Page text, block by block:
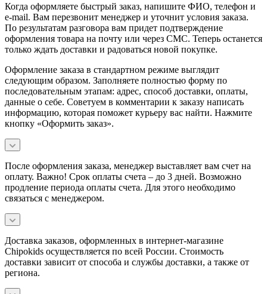
Когда оформляете быстрый заказ, напишите ФИО, телефон и
e-mail. Вам перезвонит менеджер и уточнит условия заказа.
По результатам разговора вам придет подтверждение
оформления товара на почту или через СМС. Теперь останется
только ждать доставки и радоваться новой покупке.
Оформление заказа в стандартном режиме выглядит
следующим образом. Заполняете полностью форму по
последовательным этапам: адрес, способ доставки, оплаты,
данные о себе. Советуем в комментарии к заказу написать
информацию, которая поможет курьеру вас найти. Нажмите
кнопку «Оформить заказ».
После оформления заказа, менеджер выставляет вам счет на
оплату. Важно! Срок оплаты счета – до 3 дней. Возможно
продление периода оплаты счета. Для этого необходимо
связаться с менеджером.
Доставка заказов, оформленных в интернет-магазине
Chipokids осуществляется по всей России. Стоимость
доставки зависит от способа и службы доставки, а также от
региона.